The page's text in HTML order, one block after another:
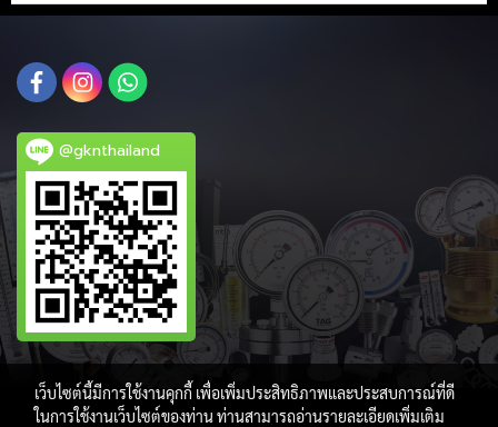
@gknthailand
เว็บไซต์นี้มีการใช้งานคุกกี้ เพื่อเพิ่มประสิทธิภาพและประสบการณ์ที่ดี
ในการใช้งานเว็บไซต์ของท่าน ท่านสามารถอ่านรายละเอียดเพิ่มเติม